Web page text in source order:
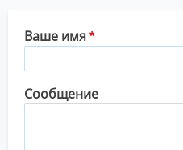
Ваше имя
Сообщение